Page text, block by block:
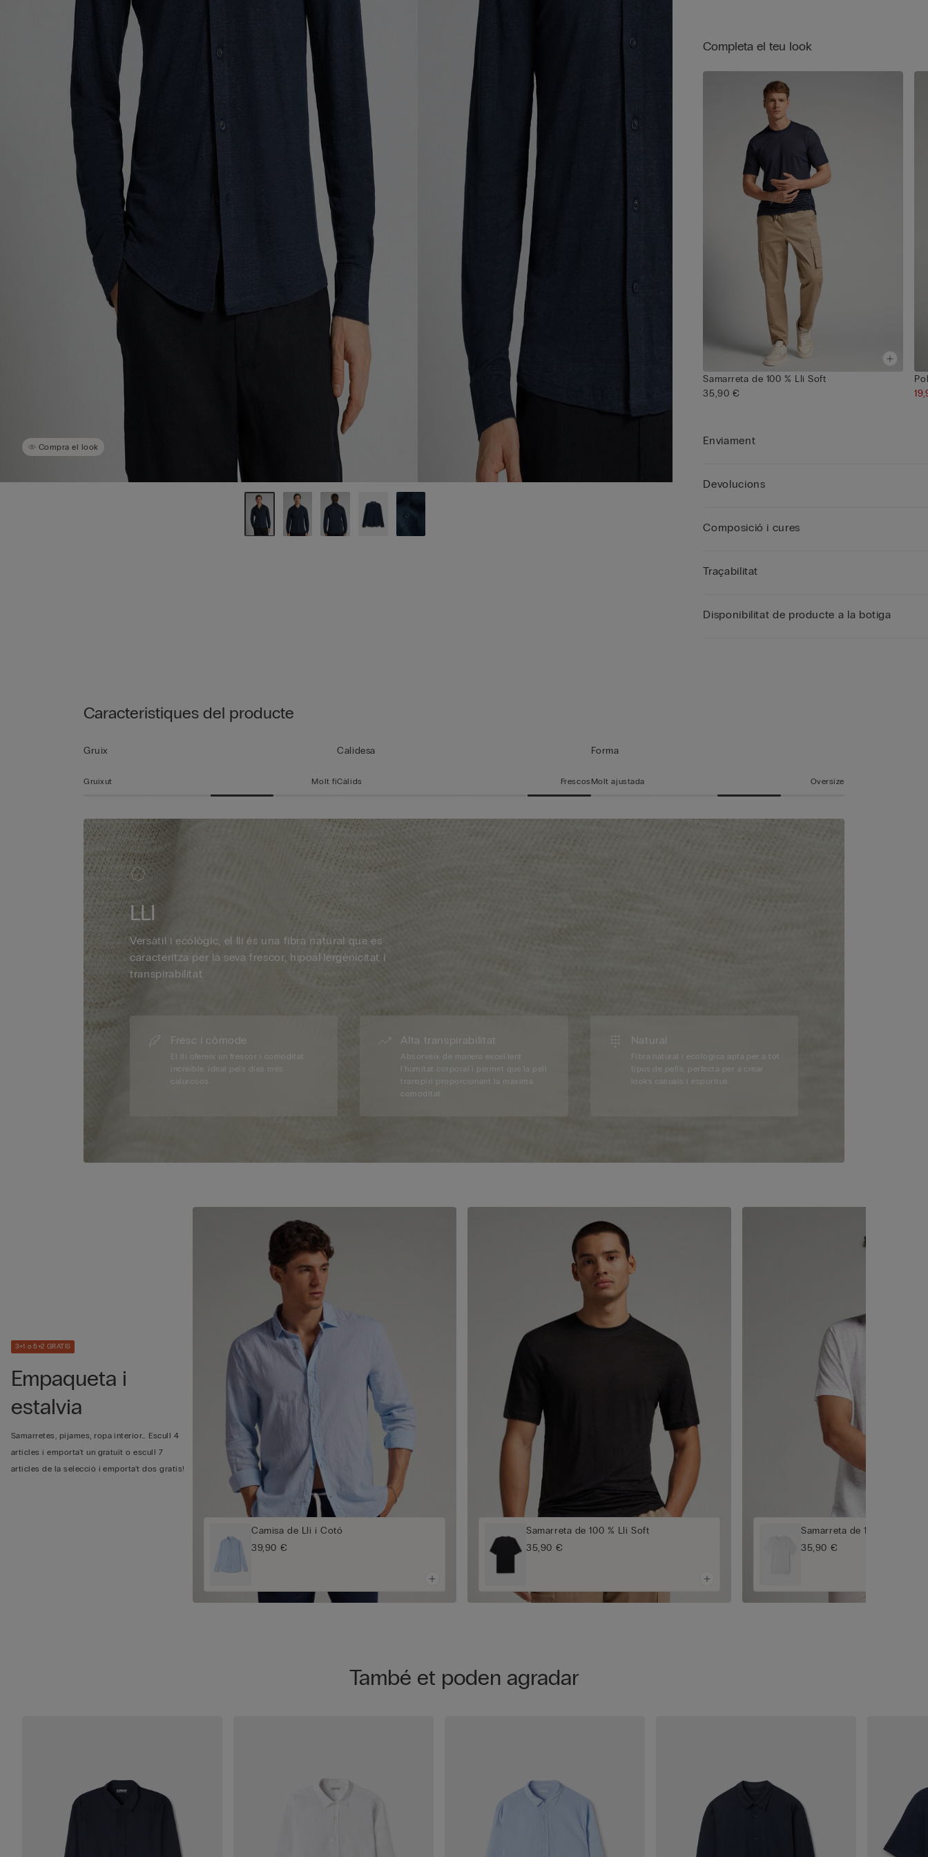
Compra el look
Completa el teu look
Samarreta de 100 % Lli Soft
35,90 €
Enviament
Devolucions
Composició i cures
Traçabilitat
Disponibilitat de producte a la botiga
Caracteristiques del producte
Gruix
Gruixut Molt fi
Calidesa
Càlids Frescos
Forma
Molt ajustada Oversize
LLI
Versàtil i ecològic, el lli és una fibra natural que es
caracteritza per la seva frescor, hipoal·lergènicitat i
transpirabilitat.
Fresc i còmode
El lli ofereix un frescor i comoditat
increíble, ideal pels dies més
calurosos.
Alta transpirabilitat
Absorveix de manera excel·lent
l'humitat corporal i permet que la pell
transpiri proporcionant la màxima
comoditat.
Natural
Fibra natural i ecològica apta per a tot
tipus de pells, perfecta per a crear
looks casuals i esportius.
3+1 o 5+2 GRATIS
Empaqueta i
estalvia
Samarretes, pijames, ropa interior… Escull 4
articles i emporta't un gratuït o escull 7
articles de la selecció i emporta't dos gratis!
Camisa de Lli i Cotó
39,90 €
Samarreta de 100 % Lli Soft
35,90 €
Samarreta de 100 % Lli Soft
35,90 €
També et poden agradar